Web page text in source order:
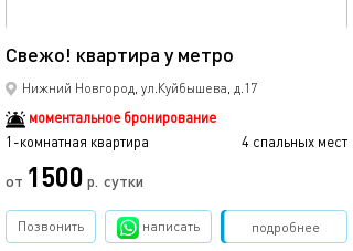
Свежо! квартира у метро
Нижний Новгород, ул.Куйбышева, д.17
моментальное бронирование
1-комнатная квартира
4 спальных мест
от 1500 р. сутки
подробнее
Позвонить написать Забронировать